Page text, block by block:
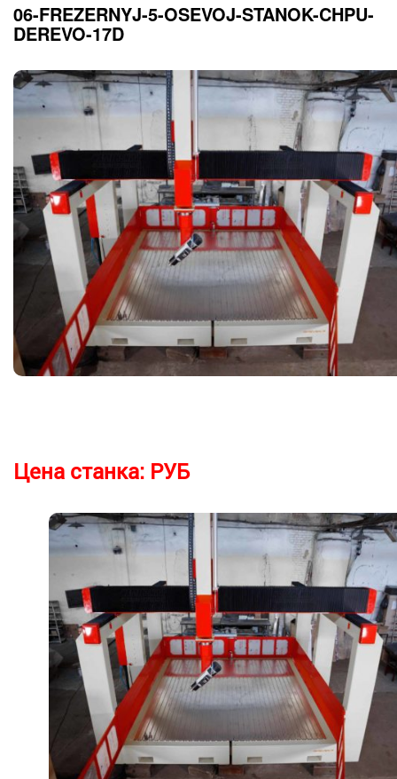
06-FREZERNYJ-5-OSEVOJ-STANOK-CHPU-
DEREVO-17D
Цена станка: РУБ